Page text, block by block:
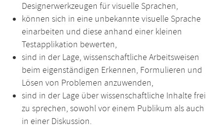
Designerwerkzeugen für visuelle Sprachen,
können sich in eine unbekannte visuelle Sprache
einarbeiten und diese anhand einer kleinen
Testapplikation bewerten,
sind in der Lage, wissenschaftliche Arbeitsweisen
beim eigenständigen Erkennen, Formulieren und
Lösen von Problemen anzuwenden,
sind in der Lage über wissenschaftliche Inhalte frei
zu sprechen, sowohl vor einem Publikum als auch
in einer Diskussion.